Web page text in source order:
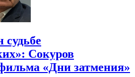
судьбе
Сокуров
«Дни затмения»